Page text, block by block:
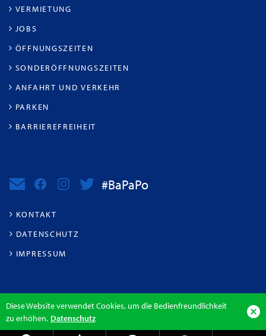
Diese Website verwendet Cookies, um die Bedienfreundlichkeit
zu erhöhen. Datenschutz
VERMIETUNG
JOBS
ÖFFNUNGSZEITEN
SONDERÖFFNUNGSZEITEN
ANFAHRT UND VERKEHR
PARKEN
BARRIEREFREIHEIT
#BaPaPo
KONTAKT
DATENSCHUTZ
IMPRESSUM